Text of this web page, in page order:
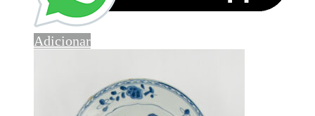
Adicionar